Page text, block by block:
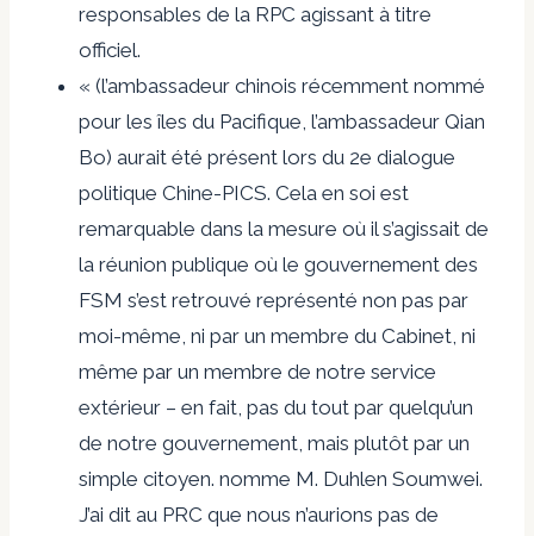
responsables de la RPC agissant à titre
officiel.
« (l’ambassadeur chinois récemment nommé
pour les îles du Pacifique, l’ambassadeur Qian
Bo) aurait été présent lors du 2e dialogue
politique Chine-PICS. Cela en soi est
remarquable dans la mesure où il s’agissait de
la réunion publique où le gouvernement des
FSM s’est retrouvé représenté non pas par
moi-même, ni par un membre du Cabinet, ni
même par un membre de notre service
extérieur – en fait, pas du tout par quelqu’un
de notre gouvernement, mais plutôt par un
simple citoyen. nomme M. Duhlen Soumwei.
J’ai dit au PRC que nous n’aurions pas de